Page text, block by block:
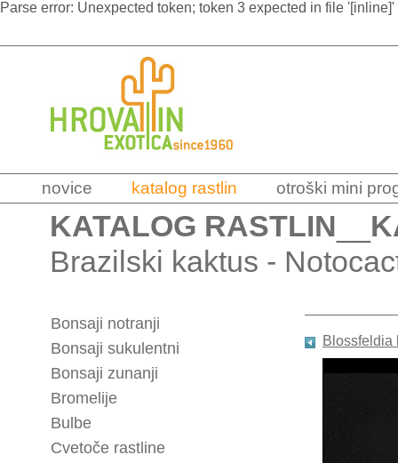
Parse error: Unexpected token; token 3 expected in file
novice katalog rastlin otroški mini
KATALOG RASTLIN
Brazilski kaktus -
Bonsaji notranji
Bonsaji sukulentni
Bonsaji zunanji
Bromelije
Bulbe
Cvetoče rastline
Blossfeldia